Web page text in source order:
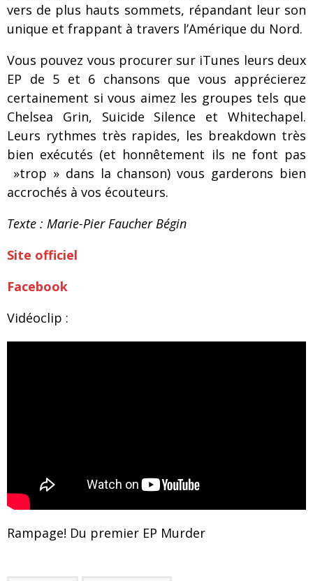
vers de plus hauts sommets, répandant leur son
unique et frappant à travers l’Amérique du Nord.
Vous pouvez vous procurer sur iTunes leurs deux
EP de 5 et 6 chansons que vous apprécierez
certainement si vous aimez les groupes tels que
Chelsea Grin, Suicide Silence et Whitechapel.
Leurs rythmes très rapides, les breakdown très
bien exécutés (et honnêtement ils ne font pas
»trop » dans la chanson) vous garderons bien
accrochés à vos écouteurs.
Texte : Marie-Pier Faucher Bégin
Site officiel
Facebook
Vidéoclip :
Rampage! Du premier EP Murder